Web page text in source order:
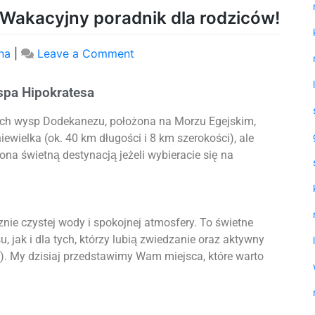
poradnik dla rodziców!
Leave a Comment
Hipokratesa
wysp Dodekanezu, położona na Morzu Egejskim,
(ok. 40 km długości i 8 km szerokości), ale
świetną destynacją jeżeli wybieracie się na
czystej wody i spokojnej atmosfery. To świetne
jak i dla tych, którzy lubią zwiedzanie oraz aktywny
My dzisiaj przedstawimy Wam miejsca, które warto